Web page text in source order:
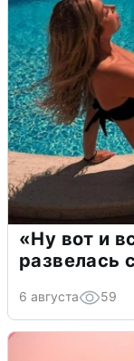
«Ну вот и
развелась
6 августа 59